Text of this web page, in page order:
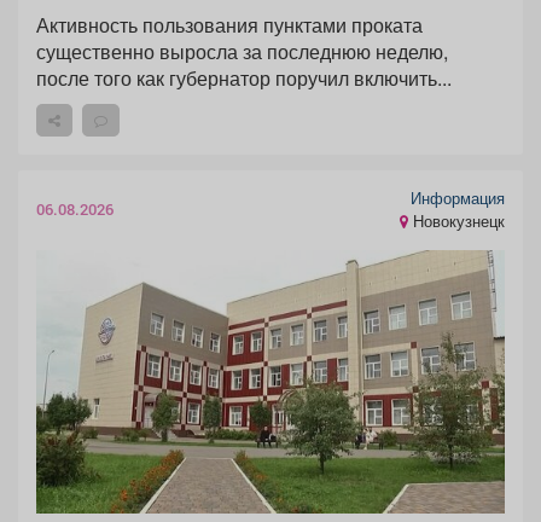
Активность пользования пунктами проката
существенно выросла за последнюю неделю,
после того как губернатор поручил включить...
06.08.2026
Информация
Новокузнецк